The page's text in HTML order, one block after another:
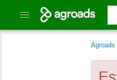
Agroads